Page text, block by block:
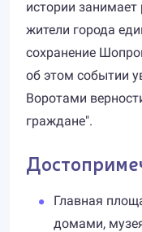
истории
жители города
сохранение
об этом событии
Воротами
граждане".
Главная
домами,